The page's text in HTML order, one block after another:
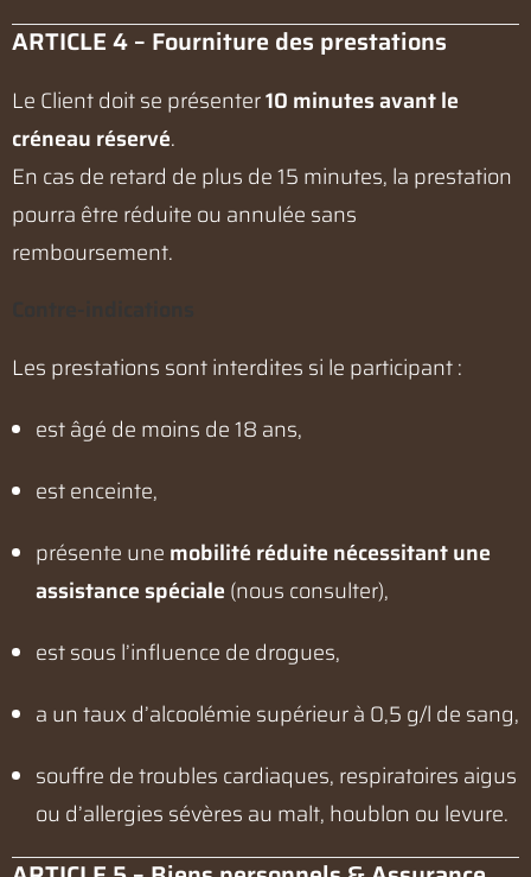
ARTICLE 4 – Fourniture des prestations
Le Client doit se présenter10 minutes avant le
créneau réservé.
En cas de retard de plus de 15 minutes, la prestation
pourra être réduite ou annulée sans
remboursement.
Les prestations sont interdites si le participant :
est âgé de moins de 18 ans,
est enceinte,
présente une mobilité réduite nécessitant une
assistance spéciale (nous consulter),
est sous l’influence de drogues,
a un taux d’alcoolémie supérieur à 0,5 g/l de sang,
souffre de troubles cardiaques, respiratoires aigus
ou d’allergies sévères au malt, houblon ou levure.